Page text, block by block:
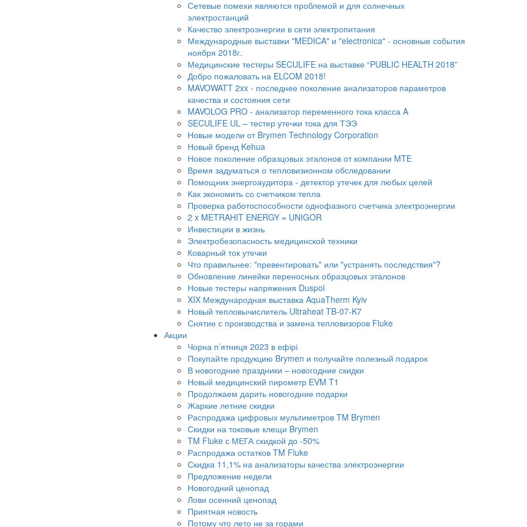
Сетевые помехи являются проблемой и для солнечных
электростанций
Качество электроэнергии в сети электропитания
Международные выставки "MEDICA" и "electronica" - основные события
ноября 2018г.
Медицинские тестеры SECULIFE на выставке “PUBLIC HEALTH 2018”
Добро пожаловать на ELCOM 2018!
MAVOWATT 2xx - последнее поколение анализаторов параметров
качества и состояния сети
MAVOLOG PRO - анализатор переменного тока класса A
SECULIFE UL – тестер утечки тока для ТЭЭ
Новые модели от Brymen Technology Corporation
Новый бренд Kehua
Новое поколение образцовых эталонов от компании MTE
Время задуматься о тепловизионном обследовании
Помощник энергоаудитора - детектор утечек для любых целей
Как экономить со счетчиком тепла
Проверка работоспособности однофазного счетчика электроэнергии
2 x METRAHIT ENERGY = UNIGOR
Инвестиции в жизнь
Электробезопасность медицинской техники
Коварный ток утечки
Что правильнее: "превентировать" или "устранять последствия"?
Обновление линейки переносных образцовых эталонов
Новые тестеры напряжения Duspol
XIX Международная выставка AquaTherm Kyiv
Новый тепловычислитель Ultraheat TB-07-K7
Снятие с производства и замена тепловизоров Fluke
Акции
Чорна п’ятниця 2023 в ефірі
Покупайте продукцию Brymen и получайте полезный подарок
В новогодние праздники – новогодние скидки
Новый медицинский пирометр EVM T1
Продолжаем дарить новогодние подарки
Жаркие летние скидки
Распродажа цифровых мультиметров TM Brymen
Скидки на токовые клещи Brymen
TM Fluke с МЕГА скидкой до -50%
Распродажа остатков TM Fluke
Скидка 11,1% на анализаторы качества электроэнергии
Предложение недели
Новогодний ценопад
Лови осенний ценопад
Приятная новость
Потому что лето не за горами